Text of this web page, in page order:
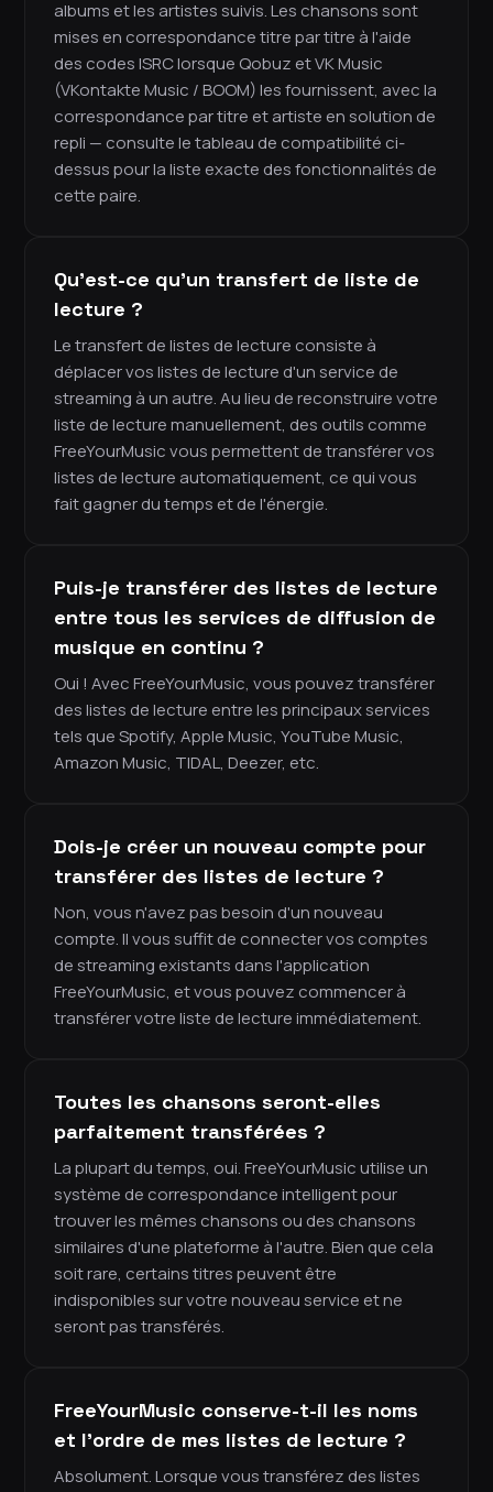
albums et les artistes suivis. Les chansons sont
mises en correspondance titre par titre à l'aide
des codes ISRC lorsque Qobuz et VK Music
(VKontakte Music / BOOM) les fournissent, avec la
correspondance par titre et artiste en solution de
repli — consulte le tableau de compatibilité ci-
dessus pour la liste exacte des fonctionnalités de
cette paire.
Qu'est-ce qu'un transfert de liste de
lecture ?
Le transfert de listes de lecture consiste à
déplacer vos listes de lecture d'un service de
streaming à un autre. Au lieu de reconstruire votre
liste de lecture manuellement, des outils comme
FreeYourMusic vous permettent de transférer vos
listes de lecture automatiquement, ce qui vous
fait gagner du temps et de l'énergie.
Puis-je transférer des listes de lecture
entre tous les services de diffusion de
musique en continu ?
Oui ! Avec FreeYourMusic, vous pouvez transférer
des listes de lecture entre les principaux services
tels que Spotify, Apple Music, YouTube Music,
Amazon Music, TIDAL, Deezer, etc.
Dois-je créer un nouveau compte pour
transférer des listes de lecture ?
Non, vous n'avez pas besoin d'un nouveau
compte. Il vous suffit de connecter vos comptes
de streaming existants dans l'application
FreeYourMusic, et vous pouvez commencer à
transférer votre liste de lecture immédiatement.
Toutes les chansons seront-elles
parfaitement transférées ?
La plupart du temps, oui. FreeYourMusic utilise un
système de correspondance intelligent pour
trouver les mêmes chansons ou des chansons
similaires d'une plateforme à l'autre. Bien que cela
soit rare, certains titres peuvent être
indisponibles sur votre nouveau service et ne
seront pas transférés.
FreeYourMusic conserve-t-il les noms
et l'ordre de mes listes de lecture ?
Absolument. Lorsque vous transférez des listes